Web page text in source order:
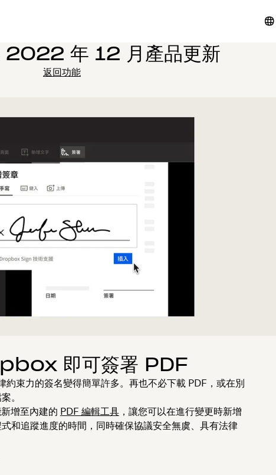
年 12 月產品更新
返回功能
即可簽署 PDF
約束力的簽名變得簡單許多。再也不必下載 PDF，或在別
。
增至內建的 PDF 編輯工具，讓您可以在進行變更時新增
和追蹤進度的時間，同時確保協議安全無虞、具有法律